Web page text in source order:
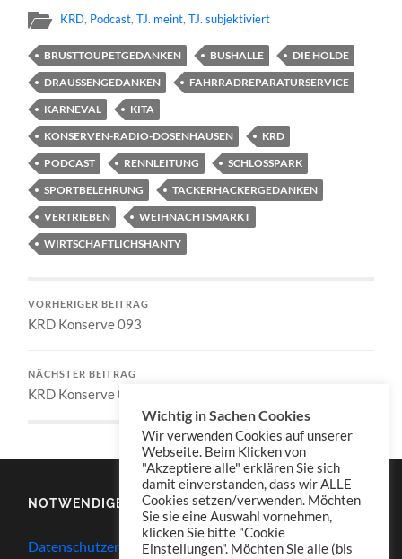
KRD, Podcast,TJ. meint,TJ. subjektiviert
BRUSTTOUPETGEDANKEN BUSHALLE
DIE HOLDE
DRAUSSENGEDANKEN
FAHRRADREPARATURSERVICE
KARNEVAL
KITA
KONSERVEN-RADIO-DOSENHAUSEN
KRD
PODCAST
RENNLEITUNG
SCHLOSSPARK
SPORTBELEHRUNG
TACKERHACKERGEDANKEN
VERTRIEBEN
WEIHNACHTSMARKT
WIRTSCHAFTLICHSHANTY
VORHERIGER BEITRAG
KRD Konserve 093
NÄCHSTER BEITRAG
KRD Konserve 095
NOTWENDIGES
Datenschutzerklärung
Wichtig in Sachen Cookies
Wir verwenden Cookies auf unserer
Webseite. Beim Klicken von
"Akzeptiere alle" erklären Sie sich
damit einverstanden, dass wir ALLE
Cookies setzen/verwenden. Möchten
Sie sie eine Auswahl vornehmen,
klicken Sie bitte "Cookie
Einstellungen". Möchten Sie alle (bis